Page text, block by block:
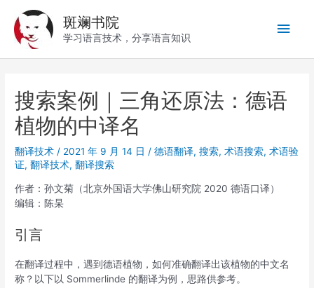
斑斓书院
学习语言技术，分享语言知识
主
菜
单
搜索案例｜三角还原法：德语
植物的中译名
翻译技术 / 2021 年 9 月 14 日 /德语翻译,搜索,术语搜索,术语验
证,翻译技术,翻译搜索
作者：孙文菊（北京外国语大学佛山研究院 2020 德语口译）
编辑：陈杲
引言
在翻译过程中，遇到德语植物，如何准确翻译出该植物的中文名
称？以下以 Sommerlinde 的翻译为例，思路供参考。